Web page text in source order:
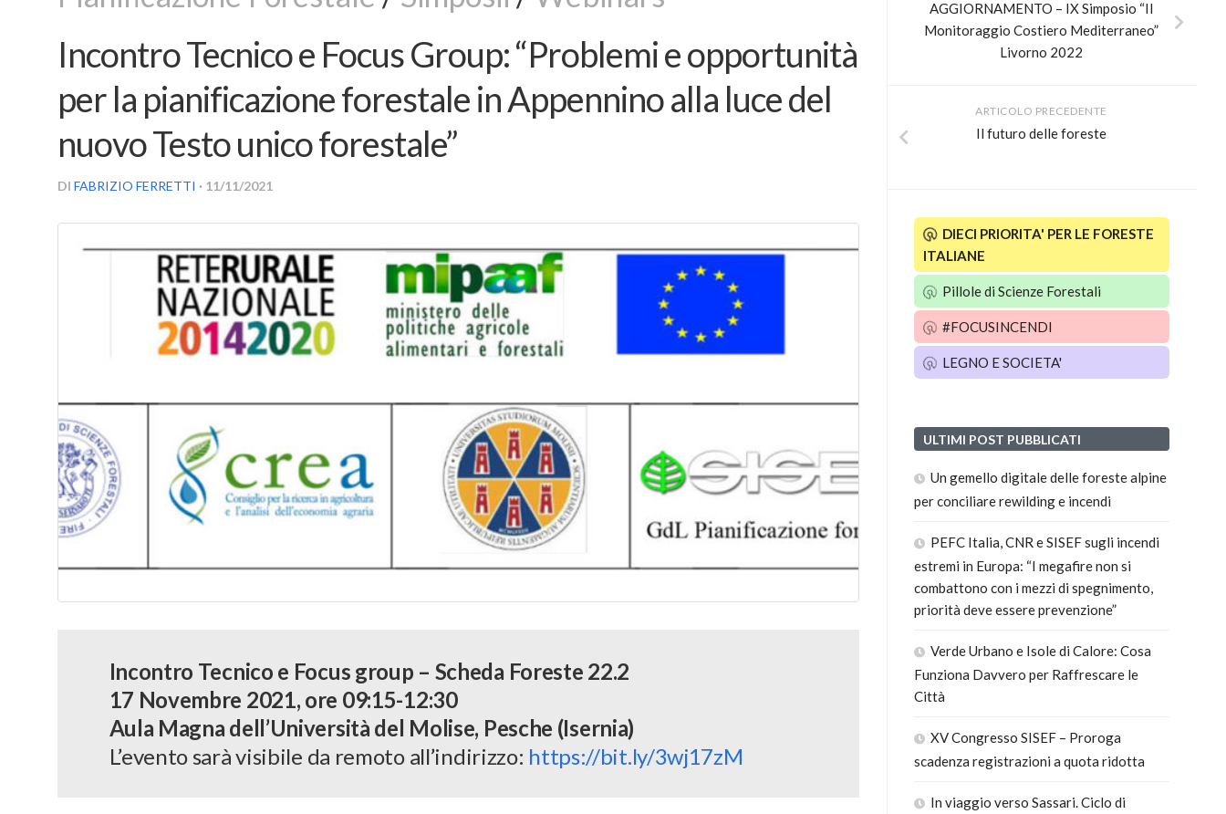
Incontro Tecnico e Focus Group: “Problemi e opportunità
per la pianificazione forestale in Appennino alla luce del
nuovo Testo unico forestale”
DI FABRIZIO FERRETTI · 11/11/2021
Incontro Tecnico e Focus group – Scheda Foreste 22.2
17 Novembre 2021, ore 09:15-12:30
Aula Magna dell’Università del Molise, Pesche (Isernia)
L’evento sarà visibile da remoto all’indirizzo: https://bit.ly/3wj17zM
AGGIORNAMENTO – IX Simposio “Il
Monitoraggio Costiero Mediterraneo”
Livorno 2022
ARTICOLO PRECEDENTE
Il futuro delle foreste
DIECI PRIORITA' PER LE FORESTE
ITALIANE
Pillole di Scienze Forestali
#FOCUSINCENDI
LEGNO E SOCIETA'
ULTIMI POST PUBBLICATI
Un gemello digitale delle foreste alpine
per conciliare rewilding e incendi
PEFC Italia, CNR e SISEF sugli incendi
estremi in Europa: “I megafire non si
combattono con i mezzi di spegnimento,
priorità deve essere prevenzione”
Verde Urbano e Isole di Calore: Cosa
Funziona Davvero per Raffrescare le
Città
XV Congresso SISEF – Proroga
scadenza registrazioni a quota ridotta
In viaggio verso Sassari. Ciclo di